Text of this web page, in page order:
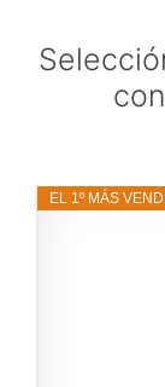
EL 1º MÁS